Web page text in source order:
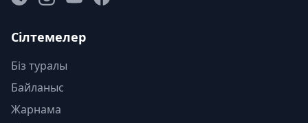
Сілтемелер
Біз туралы
Байланыс
Жарнама